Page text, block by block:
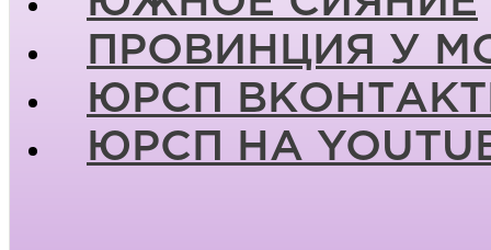
ПРОВИНЦИЯ У
ЮРСП
ЮРСП НА